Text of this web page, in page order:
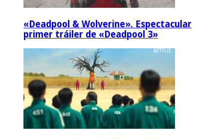
«Deadpool & Wolverine». Espectacular
primer tráiler de «Deadpool 3»